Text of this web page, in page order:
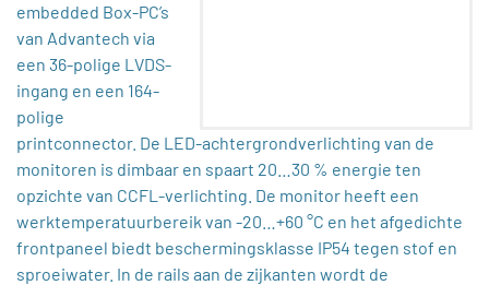
embedded Box-PC’s
van Advantech via
een 36-polige LVDS-
ingang en een 164-
polige
printconnector. De LED-achtergrondverlichting van de
monitoren is dimbaar en spaart 20…30 % energie ten
opzichte van CCFL-verlichting. De monitor heeft een
werktemperatuurbereik van -20…+60 °C en het afgedichte
frontpaneel biedt beschermingsklasse IP54 tegen stof en
sproeiwater. In de rails aan de zijkanten wordt de